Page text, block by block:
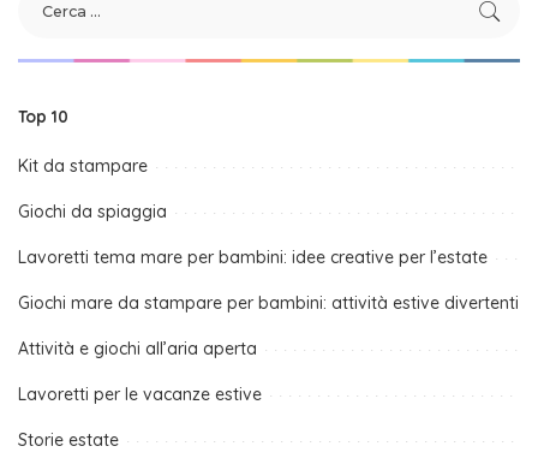
Top 10
Kit da stampare
Giochi da spiaggia
Lavoretti tema mare per bambini: idee creative per l’estate
Giochi mare da stampare per bambini: attività estive divertenti
Attività e giochi all’aria aperta
Lavoretti per le vacanze estive
Storie estate